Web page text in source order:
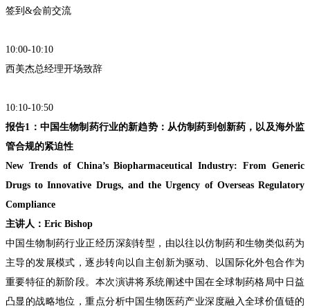
签到&会前交流
10:00-10:10
西美杰总经理开场致辞
10:10-10:50
报告1： 中国生物制药行业的新趋势：从仿制药到创新药，以及海外监
管合规的紧迫性
New Trends of China’s Biopharmaceutical Industry: From Generic
Drugs to Innovative Drugs, and the Urgency of Overseas Regulatory
Compliance
主讲人： Eric Bishop
中国生物制药行业正经历深刻转型，由以往以仿制药和生物类似药为
主导的发展模式，逐步转向以自主创新为驱动、以国际化外包合作为
重要特征的新阶段。本次演讲将系统阐述中国在全球制药格局中日益
凸显的战略地位，重点分析中国生物医药产业深度融入全球价值链的